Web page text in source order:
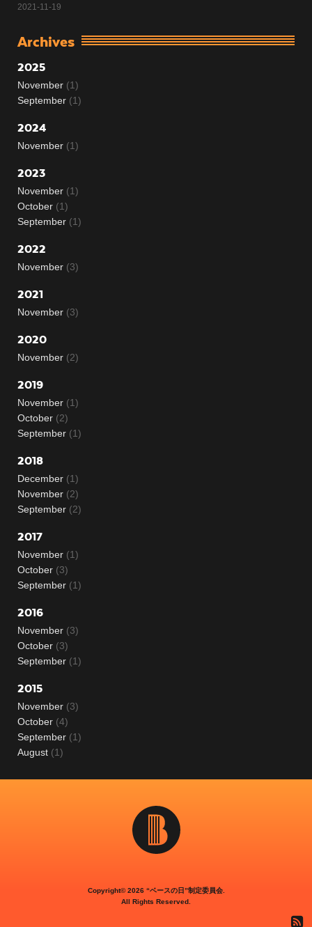
2021-11-19
Archives
2025
November (1)
September (1)
2024
November (1)
2023
November (1)
October (1)
September (1)
2022
November (3)
2021
November (3)
2020
November (2)
2019
November (1)
October (2)
September (1)
2018
December (1)
November (2)
September (2)
2017
November (1)
October (3)
September (1)
2016
November (3)
October (3)
September (1)
2015
November (3)
October (4)
September (1)
August (1)
Copyright©2026 “ベースの日”制定委員会.
All Rights Reserved.